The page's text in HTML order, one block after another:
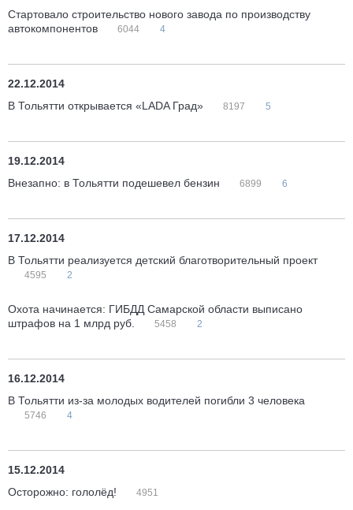
Стартовало строительство нового завода по производству
автокомпонентов
6044 4
22.12.2014
В Тольятти открывается «LADA Град»
8197 5
19.12.2014
Внезапно: в Тольятти подешевел бензин
6899 6
17.12.2014
В Тольятти реализуется детский благотворительный проект
4595 2
Охота начинается: ГИБДД Самарской области выписано
штрафов на 1 млрд руб.
5458 2
16.12.2014
В Тольятти из-за молодых водителей погибли 3 человека
5746 4
15.12.2014
Осторожно: гололёд!
4951